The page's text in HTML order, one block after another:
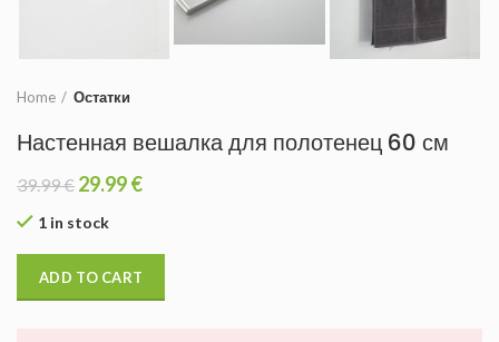
Home Остатки
Настенная вешалка для полотенец 60 см
39.99€ 29.99€
1 in stock
ADD TO CART